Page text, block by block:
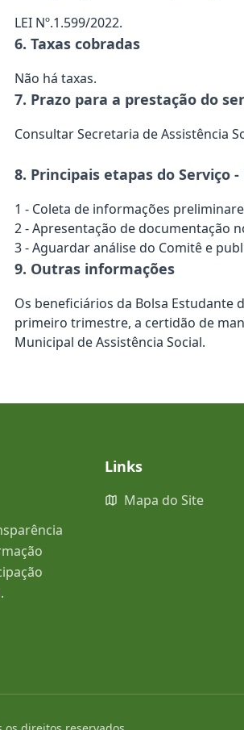
LEI Nº.1.599/2022.
6. Taxas cobradas
Não há taxas.
7. Prazo para a prestação do
Consultar Secretaria de Assistência
8. Principais etapas do Serviço -
1 - Coleta de informações
2 - Apresentação de documentação
3 - Aguardar análise do Comitê e
9. Outras informações
Os beneficiários da Bolsa Estudante
primeiro trimestre, a certidão de
Municipal de Assistência Social.
Links
Mapa do Site